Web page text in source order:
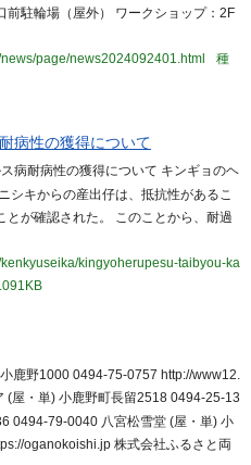
駐輪場（屋外） ワークショップ：2F
page/news2024092401.html
種
病性の獲得について
病耐病性の獲得について キンギョのヘ
ニシキからの産出仔は、抵抗性があるこ
とが確認された。 このことから、耐過
kingyoherupesu-taibyou-ka
鹿野1000 0494-75-0757 http://www12.
(屋・単) 小鹿野町長留2518 0494-25-13
0494-79-0040 八宮松雪堂 (屋・単) 小
oganokoishi.jp 株式会社ふるさと両